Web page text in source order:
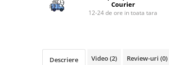
Piese si consumabile pentru
MOTOCOSITORI
Sere si solarii
Fierastraie electrice
Sobe pe gaz
Tunuri de caldura
Courier
12-24 de ore in toata tara
Descriere Video(2) Review-uri (0)